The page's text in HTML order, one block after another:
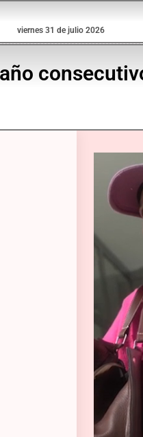
viernes 31 de julio 2026